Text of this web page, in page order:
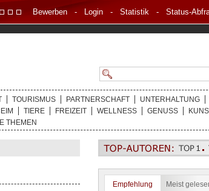
Bewerben- Login- Statistik- Status-
TOURISMUS PARTNERSCHAFT UNTERHALTUNG
TIERE FREIZEIT WELLNESS GENUSS
THEMEN
Empfehlung Meist